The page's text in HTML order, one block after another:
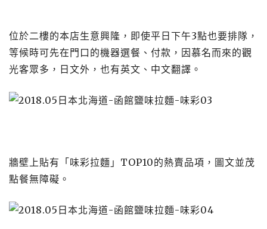
位於二樓的本店生意興隆，即使平日下午3點也要排隊，
等候時可先在門口的機器選餐、付款，因慕名而來的觀
光客眾多，日文外，也有英文、中文翻譯。
牆壁上貼有「味彩拉麵」TOP10的熱賣品項，圖文並茂
點餐無障礙。